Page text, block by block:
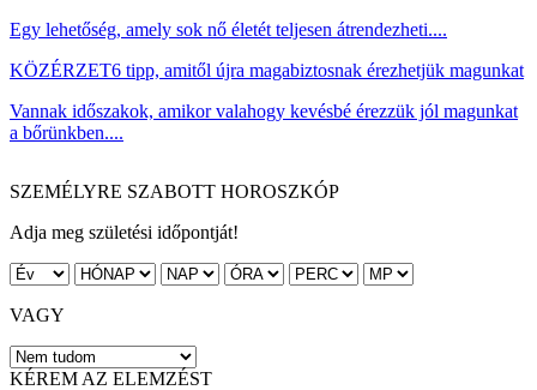
Egy lehetőség, amely sok nő életét teljesen átrendezheti....
KÖZÉRZET6 tipp, amitől újra magabiztosnak érezhetjük magunkat
Vannak időszakok, amikor valahogy kevésbé érezzük jól magunkat
a bőrünkben....
SZEMÉLYRE SZABOTT HOROSZKÓP
Adja meg születési időpontját!
VAGY
KÉREM AZ ELEMZÉST